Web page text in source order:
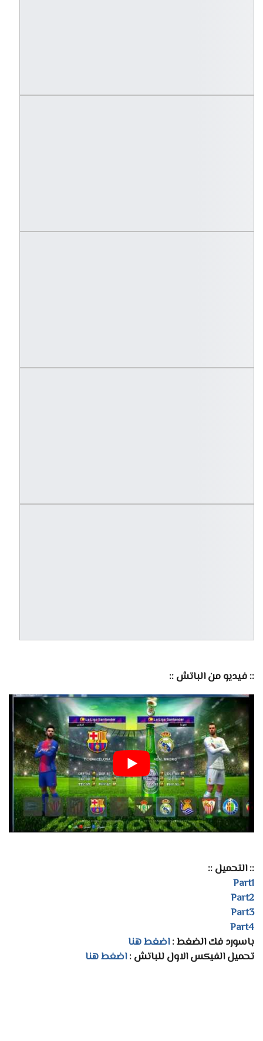
:: فيديو من الباتش ::
:: التحميل ::
Part1
Part2
Part3
Part4
باسورد فك الضغط :اضغط هنا
تحميل الفيكس الاول للباتش :اضغط هنا